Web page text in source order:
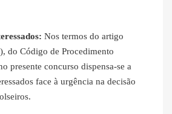
Nos termos do artigo
do Código de Procedimento
presente concurso dispensa‐se a
face à urgência na decisão